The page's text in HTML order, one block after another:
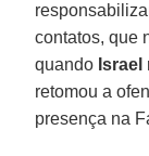
contatos, que
quando Israel
retomou a
presença na